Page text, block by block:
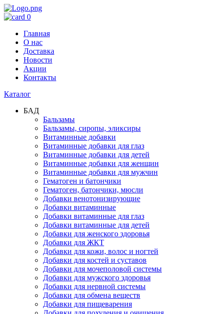
0
Главная
О нас
Доставка
Новости
Акции
Контакты
Каталог
БАД
Бальзамы
Бальзамы, сиропы, эликсиры
Витаминные добавки
Витаминные добавки для глаз
Витаминные добавки для детей
Витаминные добавки для женщин
Витаминные добавки для мужчин
Гематоген и батончики
Гематоген, батончики, мюсли
Добавки венотонизирующие
Добавки витаминные
Добавки витаминные для глаз
Добавки витаминные для детей
Добавки для женского здоровья
Добавки для ЖКТ
Добавки для кожи, волос и ногтей
Добавки для костей и суставов
Добавки для мочеполовой системы
Добавки для мужского здоровья
Добавки для нервной системы
Добавки для обмена веществ
Добавки для пищеварения